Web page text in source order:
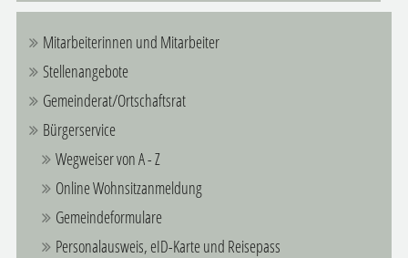
Mitarbeiterinnen und Mitarbeiter
Stellenangebote
Gemeinderat/Ortschaftsrat
Bürgerservice
Wegweiser von A - Z
Online Wohnsitzanmeldung
Gemeindeformulare
Personalausweis, eID-Karte und Reisepass